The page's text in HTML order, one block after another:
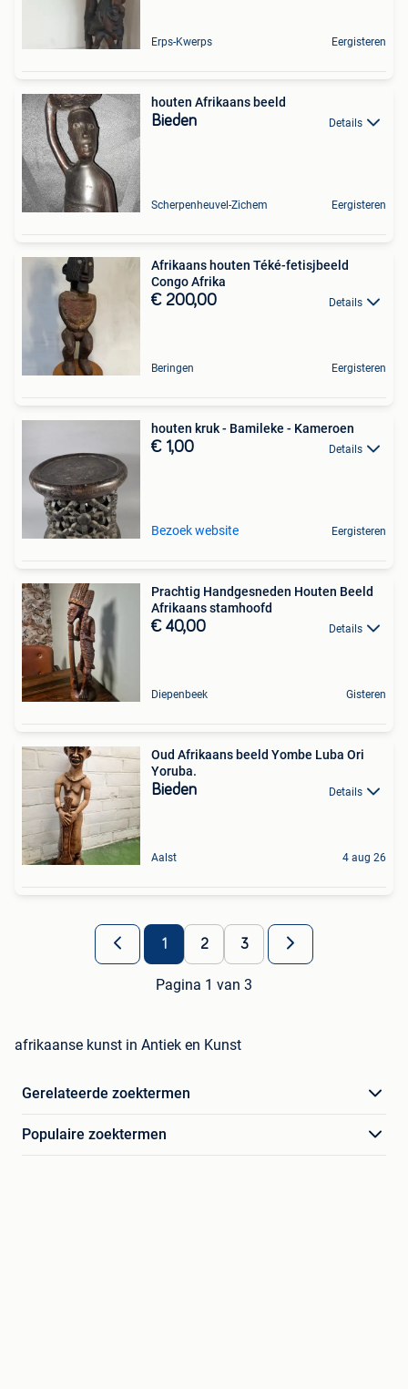
Erps-Kwerps Eergisteren
houten Afrikaans beeld
Bieden Details
Scherpenheuvel-Zichem Eergisteren
Afrikaans houten Téké-fetisjbeeld
Congo Afrika
€ 200,00 Details
Beringen Eergisteren
houten kruk - Bamileke - Kameroen
€ 1,00 Details
Bezoek website Eergisteren
Prachtig Handgesneden Houten Beeld
Afrikaans stamhoofd
€ 40,00 Details
Diepenbeek Gisteren
Oud Afrikaans beeld Yombe Luba Ori
Yoruba.
Bieden Details
Aalst 4 aug 26
1 2 3
Pagina 1 van 3
afrikaanse kunst in Antiek en Kunst
Gerelateerde zoektermen
Populaire zoektermen